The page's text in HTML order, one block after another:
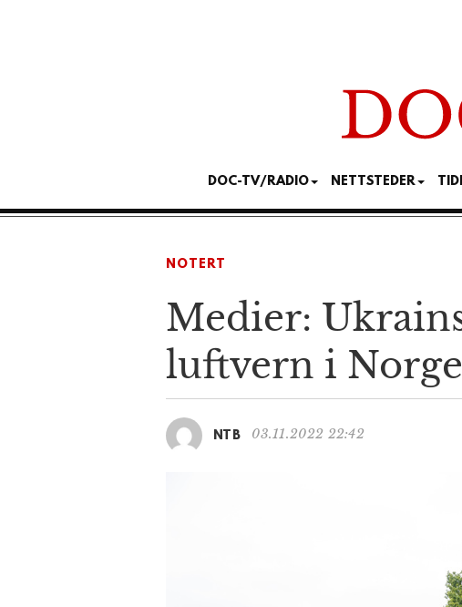
DOC-TV/RADIO NETTSTEDER
NOTERT
Medier:
luftvern i Norge
NTB 03.11.2022 22:42